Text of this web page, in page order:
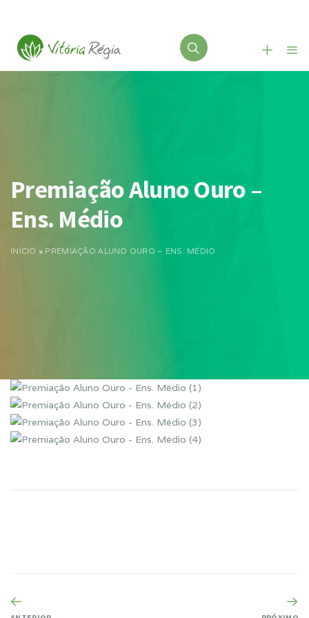
Premiação Aluno Ouro –
Ens. Médio
INÍCIO » PREMIAÇÃO ALUNO OURO – ENS. MÉDIO